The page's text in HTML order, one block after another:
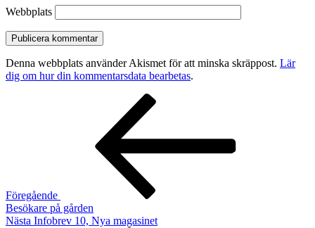
Webbplats
Denna webbplats använder Akismet för att minska skräppost. Lär
dig om hur din kommentarsdata bearbetas.
Inläggsnavigering
Föregående
Besökare på gården
Nästa
Nästa Infobrev 10, Nya magasinet